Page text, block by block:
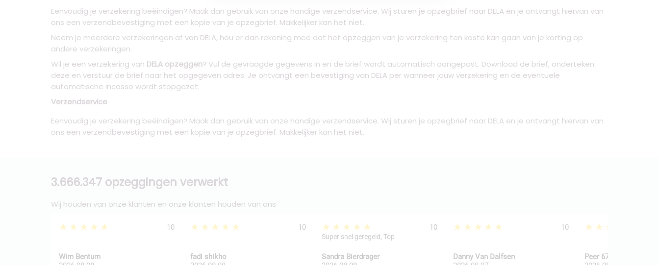
Eenvoudig je verzekering beëindigen? Maak dan gebruik van onze handige verzendservice. Wij sturen je opzegbrief naar DELA en je ontvangt hiervan van
ons een verzendbevestiging met een kopie van je opzegbrief. Makkelijker kan het niet.
Neem je meerdere verzekeringen af van DELA, hou er dan rekening mee dat het opzeggen van je verzekering ten koste kan gaan van je korting op
andere verzekeringen.
Wil je een verzekering van DELA opzeggen? Vul de gevraagde gegevens in en de brief wordt automatisch aangepast. Download de brief, onderteken
deze en verstuur de brief naar het opgegeven adres. Je ontvangt een bevestiging van DELA per wanneer jouw verzekering en de eventuele
automatische incasso wordt stopgezet.
Verzendservice
Eenvoudig je verzekering beëindigen? Maak dan gebruik van onze handige verzendservice. Wij sturen je opzegbrief naar DELA en je ontvangt hiervan van
ons een verzendbevestiging met een kopie van je opzegbrief. Makkelijker kan het niet.
3.666.347 opzeggingen verwerkt
Wij houden van onze klanten en onze klanten houden van ons
★★★★★ 10
Wim Bentum
★★★★★ 10
fadi shikho
★★★★★ 10
Super snel geregeld, Top
Sandra Bierdrager
★★★★★ 10
Danny Van Dalfsen
★★★★★
Peer 67